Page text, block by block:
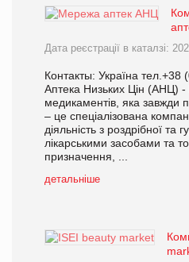
Дата реєстрації в каталзі:
Контакты: Україна тел.+38
Аптека Низьких Цін (АНЦ) -
медикаментів, яка завжди
– це спеціалізована
діяльність з роздрібної та
лікарськими засобами та
призначення, ...
детальніше